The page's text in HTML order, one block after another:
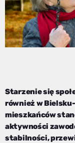
Starzenie się
również w
mieszkańców
aktywności
stabilności,